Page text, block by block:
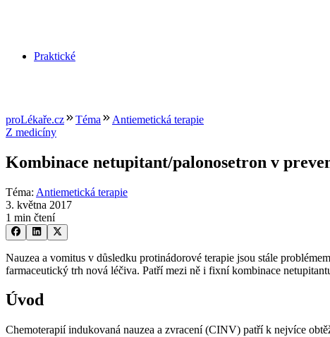
Praktické
proLékaře.cz Téma
Antiemetická terapie
Z medicíny
Kombinace netupitant/palonosetron v
Téma: Antiemetická terapie
3. května 2017
1 min čtení
Nauzea a vomitus v důsledku protinádorové terapie jsou stále
farmaceutický trh nová léčiva. Patří mezi ně i fixní kombinace
Úvod
Chemoterapií indukovaná nauzea a zvracení (CINV) patří k nejvíce